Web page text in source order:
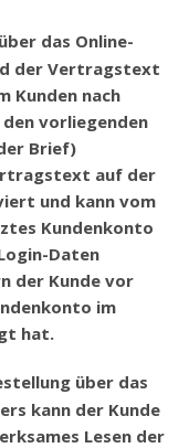
über das Online-
der Vertragstext
Kunden nach
vorliegenden
Brief)
auf der
und kann vom
Kundenkonto
Daten
der Kunde vor
im
hat.
über das
kann der Kunde
Lesen der